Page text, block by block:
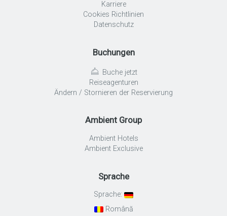
Karriere
Cookies Richtlinien
Datenschutz
Buchungen
Buche jetzt
Reiseagenturen
Ändern / Stornieren der Reservierung
Ambient Group
Ambient Hotels
Ambient Exclusive
Sprache
Sprache:
Română